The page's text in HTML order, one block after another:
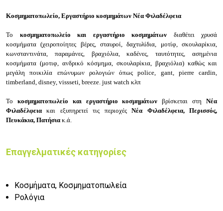
Κοσμηματοπωλείο, Εργαστήριο κοσμημάτων Νέα Φιλαδέλφεια
Το κοσμηματοπωλείο και εργαστήριο κοσμημάτων διαθέτει
χρυσά
κοσμήματα (χειροποίητες βέρες, σταυροί, δαχτυλίδια, μοτίφ, σκουλαρίκια,
κωνσταντινάτα, παραμάνες, βραχιόλια, καδένες, ταυτότητες, ασημένια
κοσμήματα (μοτιφ, ανδρικό κόσμημα, σκουλαρίκια, βραχιόλια) καθώς και
μεγάλη ποικιλία επώνυμων ρολογιών όπως police, gant, pierre cardin,
timberland, disney, vissseti, breeze. just watch κλπ
Το κοσμηματοπωλείο και εργαστήριο κοσμημάτωνβρίσκεται στηΝέα
Φιλαδέλφειακαι εξυπηρετεί τις περιοχέςΝέα Φιλαδέλφεια, Περισσός,
Πευκάκια, Πατήσια κ.ά.
Επαγγελματικές κατηγορίες
Κοσμήματα, Κοσμηματοπωλεία
Ρολόγια